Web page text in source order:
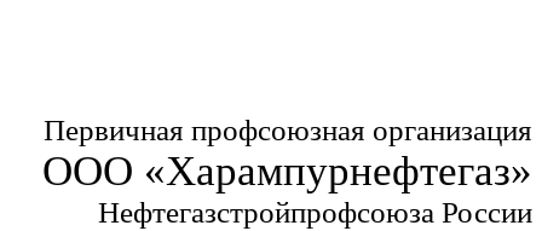
Первичная профсоюзная организация
ООО «Харампурнефтегаз»
Нефтегазстройпрофсоюза России